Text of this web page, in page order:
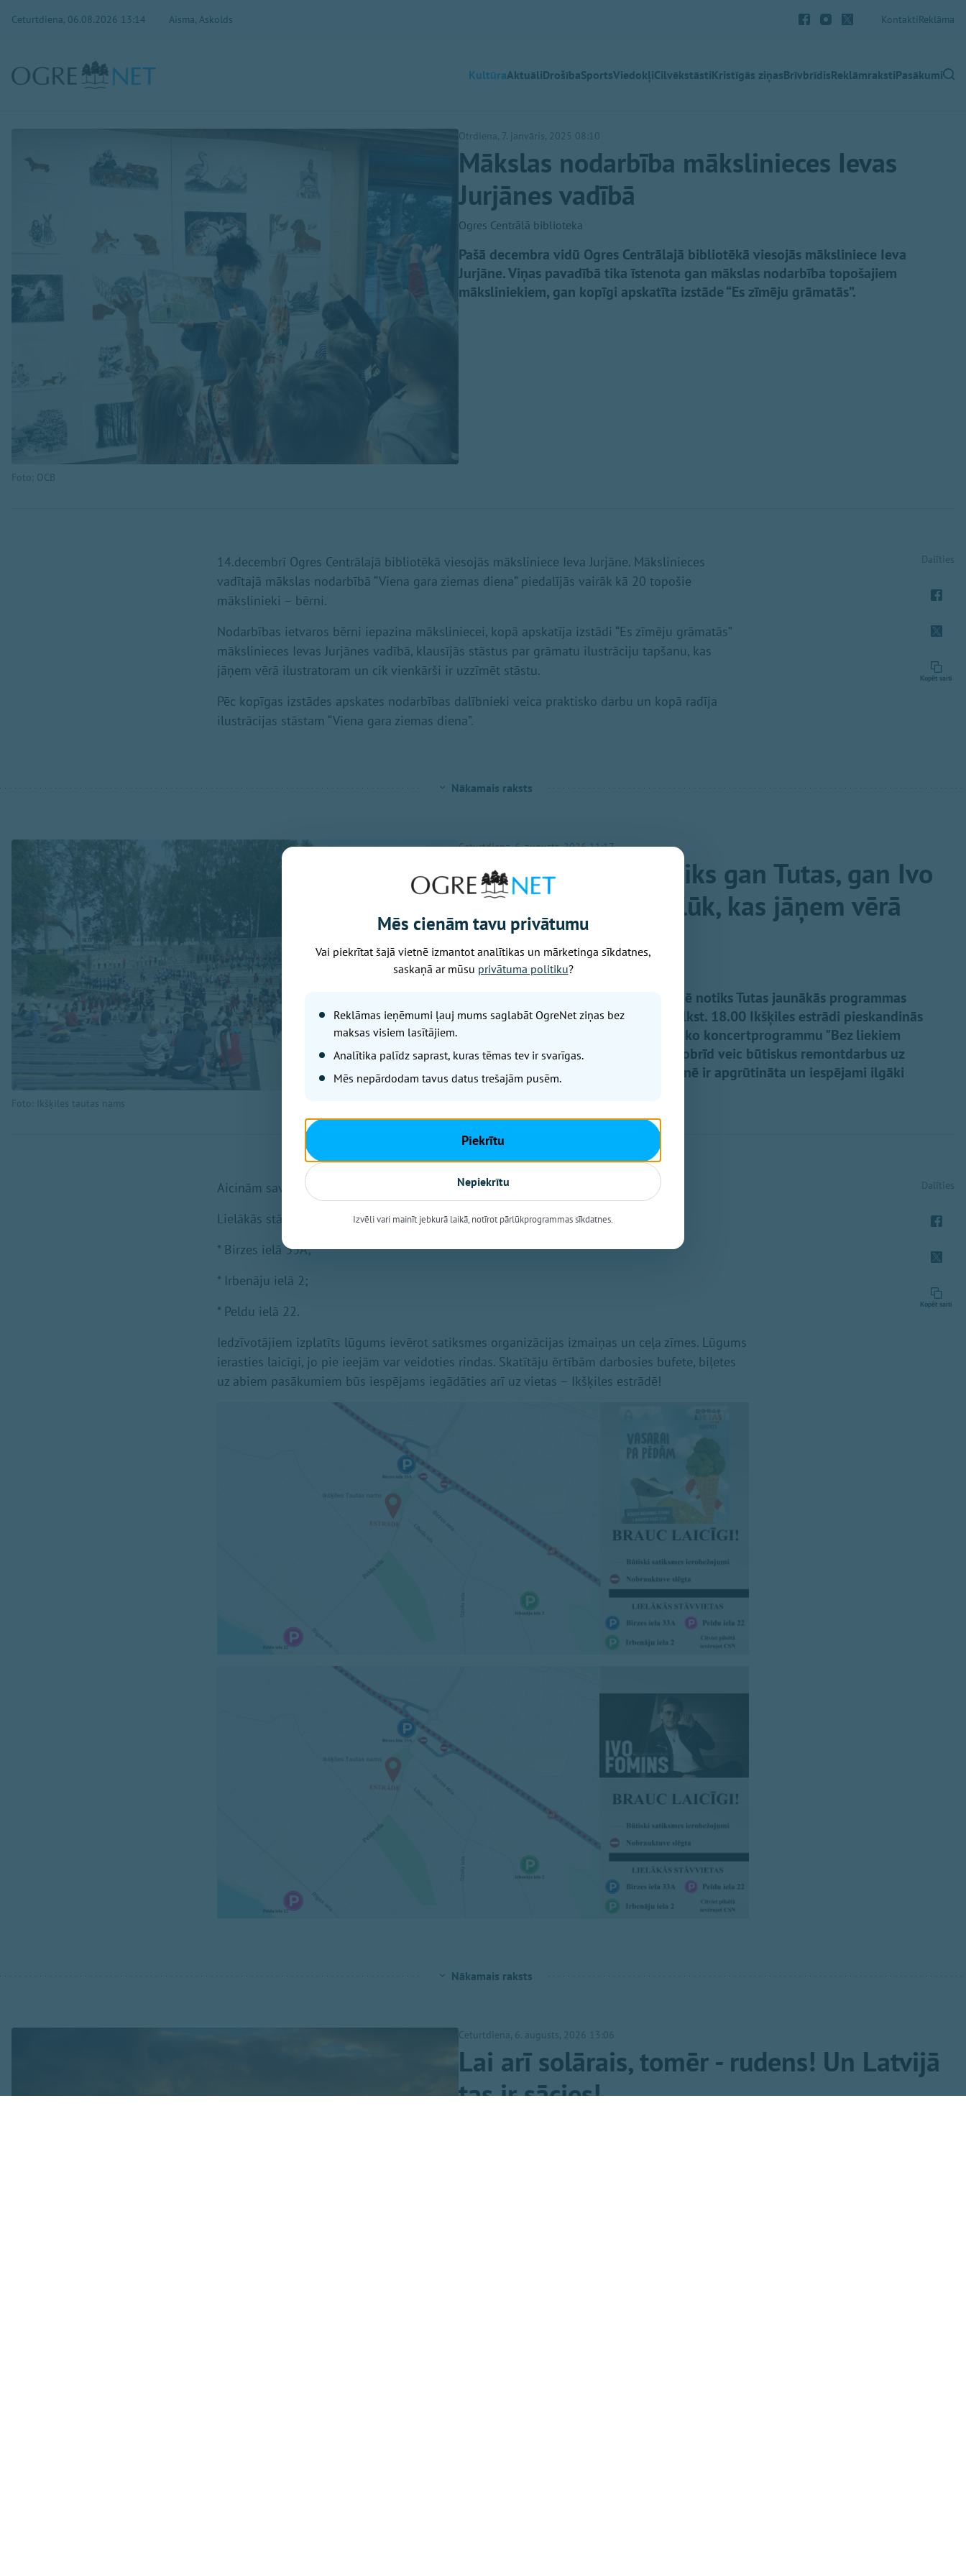
Ceturtdiena, 06.08.2026 13:14 Aisma, Askolds KontaktiReklāma
KultūraAktuāliDrošībaSportsViedokļiCilvēkstāstiKristīgās ziņasBrīvbrīdisReklāmrakstiPasākumi
Foto: OCB
Otrdiena, 7. janvāris, 2025 08:10
Mākslas nodarbība mākslinieces Ievas
Jurjānes vadībā
Ogres Centrālā biblioteka
Pašā decembra vidū Ogres Centrālajā bibliotēkā viesojās māksliniece Ieva
Jurjāne. Viņas pavadībā tika īstenota gan mākslas nodarbība topošajiem
māksliniekiem, gan kopīgi apskatīta izstāde “Es zīmēju grāmatās”.
14.decembrī Ogres Centrālajā bibliotēkā viesojās māksliniece Ieva Jurjāne. Mākslinieces
vadītajā mākslas nodarbībā “Viena gara ziemas diena” piedalījās vairāk kā 20 topošie
mākslinieki – bērni.
Nodarbības ietvaros bērni iepazina māksliniecei, kopā apskatīja izstādi “Es zīmēju grāmatās”
mākslinieces Ievas Jurjānes vadībā, klausījās stāstus par grāmatu ilustrāciju tapšanu, kas
jāņem vērā ilustratoram un cik vienkārši ir uzzīmēt stāstu.
Pēc kopīgas izstādes apskates nodarbības dalībnieki veica praktisko darbu un kopā radīja
ilustrācijas stāstam “Viena gara ziemas diena”.
Dalīties
Kopēt saiti
Nākamais raksts
Foto: Ikšķiles tautas nams
Ceturtdiena, 6. augusts, 2026 11:17
Ikšķiles estrādē notiks gan Tutas, gan Ivo
Fomina koncerts – lūk, kas jāņem vērā
apmeklētājiem
OgreNet
9.augustā plkst. 12.00 Ikšķiles estrādē notiks Tutas jaunākās programmas
pirmizrāde "Vasarai pa pēdām", bet plkst. 18.00 Ikšķiles estrādi pieskandinās
leģendārais Ivo Fomins ar savu jaunāko koncertprogrammu "Bez liekiem
vārdiem". Tā kā "Latvijas Valsts ceļi" šobrīd veic būtiskus remontdarbus uz
autoceļa A6, satiksme Ikšķiles apkārtnē ir apgrūtināta un iespējami ilgāki
braukšanas laiki.
Aicinām savu braucienu ieplānot savlaicīgi!
Lielākās stāvvietas pieejamas:
* Birzes ielā 33A;
* Irbenāju ielā 2;
* Peldu ielā 22.
Iedzīvotājiem izplatīts lūgums ievērot satiksmes organizācijas izmaiņas un ceļa zīmes. Lūgums
ierasties laicīgi, jo pie ieejām var veidoties rindas. Skatītāju ērtībām darbosies bufete, biļetes
uz abiem pasākumiem būs iespējams iegādāties arī uz vietas – Ikšķiles estrādē!
Dalīties
Kopēt saiti
Nākamais raksts
Ceturtdiena, 6. augusts, 2026 13:06
Lai arī solārais, tomēr - rudens! Un Latvijā
tas ir sācies!
Mēs cienām tavu privātumu
Vai piekrītat šajā vietnē izmantot analītikas un mārketinga sīkdatnes,
saskaņā ar mūsu privātuma politiku?
Reklāmas ieņēmumi ļauj mums saglabāt OgreNet ziņas bez
maksas visiem lasītājiem.
Analītika palīdz saprast, kuras tēmas tev ir svarīgas.
Mēs nepārdodam tavus datus trešajām pusēm.
Piekrītu
Nepiekrītu
Izvēli vari mainīt jebkurā laikā, notīrot pārlūkprogrammas sīkdatnes.